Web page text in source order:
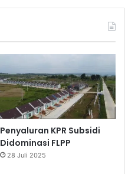
Penyaluran KPR Subsidi
Didominasi FLPP
28 Juli 2025